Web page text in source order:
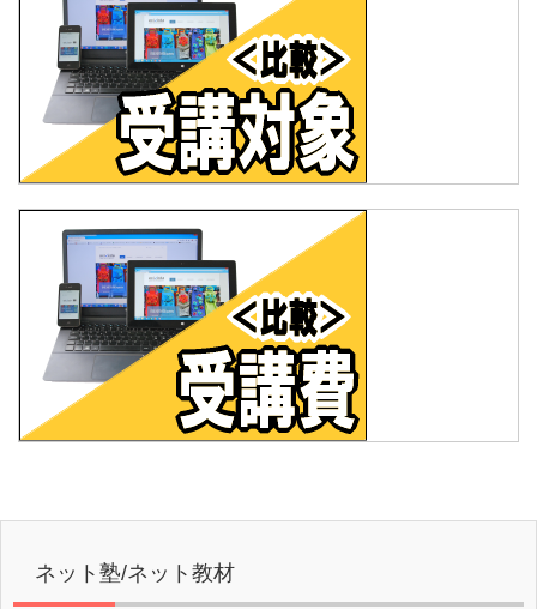
ネット塾/ネット教材